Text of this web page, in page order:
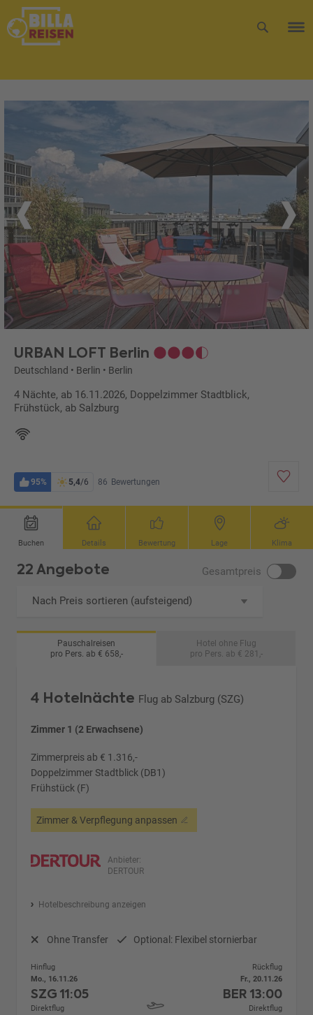
URBAN LOFT Berlin
Deutschland • Berlin • Berlin
4 Nächte, ab 16.11.2026, Doppelzimmer Stadtblick,
Frühstück, ab Salzburg
95% 5,4/6 86 Bewertungen
Buchen Details Bewertung Lage Klima
22 Angebote Gesamtpreis
Nach Preis sortieren (aufsteigend)
Pauschalreisen
pro Pers. ab € 658,-
Hotel ohne Flug
pro Pers. ab € 281,-
4 Hotelnächte Flug ab Salzburg (SZG)
Zimmer 1 (2 Erwachsene)
Zimmerpreis ab € 1.316,-
Doppelzimmer Stadtblick (DB1)
Frühstück (F)
Zimmer & Verpflegung anpassen
Anbieter:
DERTOUR
Hotelbeschreibung anzeigen
Ohne Transfer Optional: Flexibel stornierbar
Hinflug
Mo., 16.11.26
SZG11:05
Direktflug
Rückflug
Fr., 20.11.26
BER 13:00
Direktflug